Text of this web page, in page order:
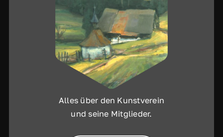
Alles über den Kunstverein
und seine Mitglieder.